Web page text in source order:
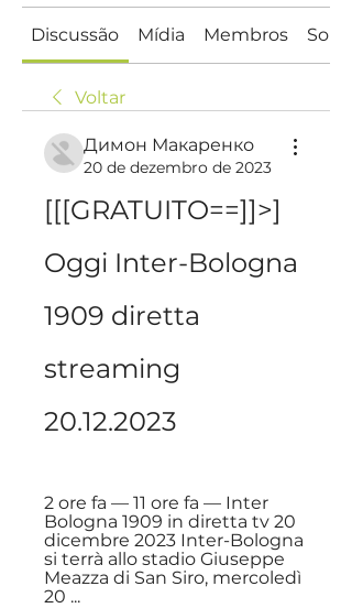
Discussão Mídia Membros Sobre
Voltar
Димон Макаренко
20 de dezembro de 2023
[[[GRATUITO==]]>]
Oggi Inter-Bologna
1909 diretta
streaming
20.12.2023
2 ore fa — 11 ore fa — Inter
Bologna 1909 in diretta tv 20
dicembre 2023 Inter-Bologna
si terrà allo stadio Giuseppe
Meazza di San Siro, mercoledì
20 ...